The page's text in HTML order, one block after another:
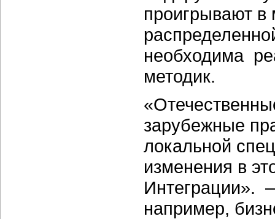
проигрывают в
необходима
методик.
зарубежные
локальной
изменения в
Интеграции».
например,